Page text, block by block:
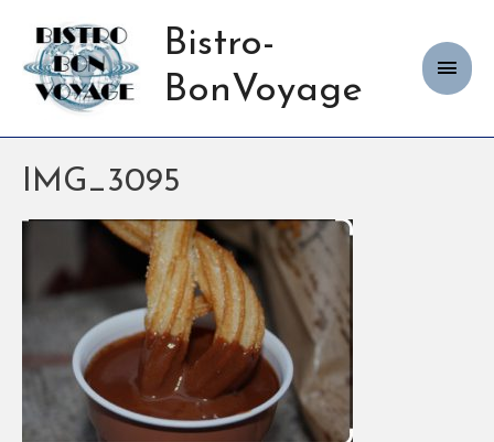
Bistro-
BonVoyage
IMG_3095